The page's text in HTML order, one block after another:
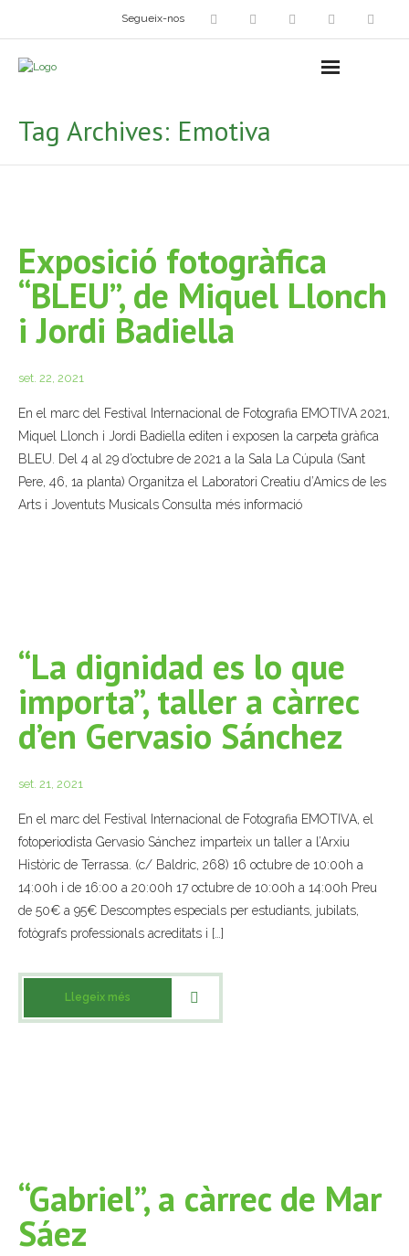
Segueix-nos
- Exposicions
- Espai Niu – Residències artístiques
Grup Fotogràfic
- Muntatges presentats
Jazz Terrassa
- Coral Ohana
- Concerts
Literatura i debat
- Mirall de Glaç
- Escola de Literatura de Terrassa
Tag Archives: Emotiva
Exposició fotogràfica
“BLEU”, de Miquel Llonch
i Jordi Badiella
set. 22, 2021
En el marc del Festival Internacional de Fotografia EMOTIVA 2021,
Miquel Llonch i Jordi Badiella editen i exposen la carpeta gràfica
BLEU. Del 4 al 29 d’octubre de 2021 a la Sala La Cúpula (Sant
Pere, 46, 1a planta) Organitza el Laboratori Creatiu d’Amics de les
Arts i Joventuts Musicals Consulta més informació
“La dignidad es lo que
importa”, taller a càrrec
d’en Gervasio Sánchez
set. 21, 2021
En el marc del Festival Internacional de Fotografia EMOTIVA, el
fotoperiodista Gervasio Sánchez imparteix un taller a l’Arxiu
Històric de Terrassa. (c/ Baldric, 268) 16 octubre de 10:00h a
14:00h i de 16:00 a 20:00h 17 octubre de 10:00h a 14:00h Preu
de 50€ a 95€ Descomptes especials per estudiants, jubilats,
fotògrafs professionals acreditats i […]
Llegeix més
“Gabriel”, a càrrec de Mar
Sáez